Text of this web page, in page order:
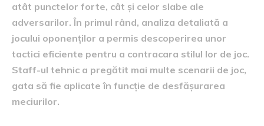
atât punctelor forte, cât și celor slabe ale
adversarilor. În primul rând, analiza detaliată a
jocului oponenților a permis descoperirea unor
tactici eficiente pentru a contracara stilul lor de joc.
Staff-ul tehnic a pregătit mai multe scenarii de joc,
gata să fie aplicate în funcție de desfășurarea
meciurilor.